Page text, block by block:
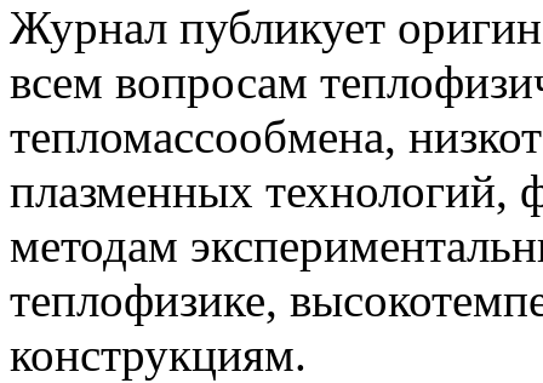
Журнал публикует
всем вопросам
тепломассообмена,
плазменных технологий,
методам
теплофизике,
конструкциям.